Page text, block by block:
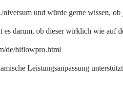
und würde gerne wissen,
es darum, ob dieser wirklich wie auf
de/hiflowpro.html
Leistungsanpassung